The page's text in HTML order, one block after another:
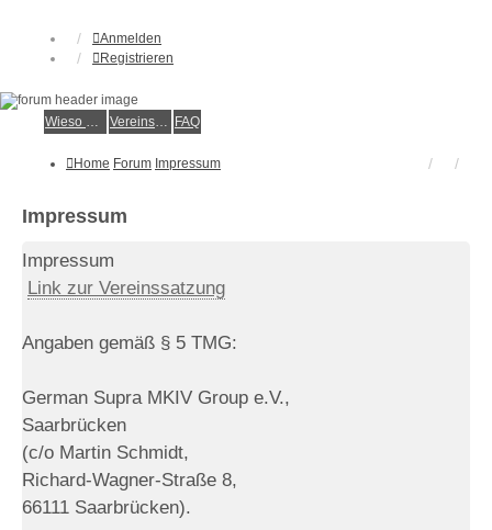
Anmelden
Registrieren
Wieso der e.V.? Vereinsmitglied werden FAQ
Home Forum Impressum
Impressum
Impressum
Link zur Vereinssatzung
Angaben gemäß § 5 TMG:
German Supra MKIV Group e.V.,
Saarbrücken
(c/o Martin Schmidt,
Richard-Wagner-Straße 8,
66111 Saarbrücken).